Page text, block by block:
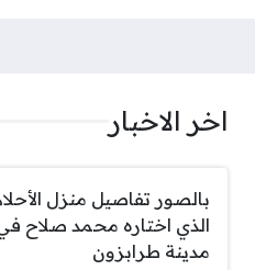
اخر الاخبار
بالصور تفاصيل منزل
الذي اختاره محمد صلاح
مدينة طرابزون